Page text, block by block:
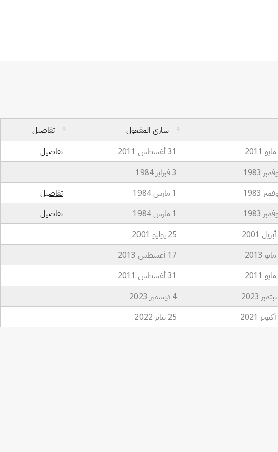
ساري المفعول
تفاصيل
31 أغسطس 2011
تفاصيل
3 فبراير 1984
1 مارس 1984
تفاصيل
1 مارس 1984
تفاصيل
25 يوليو 2001
17 أغسطس 2013
31 أغسطس 2011
4 ديسمبر 2023
25 يناير 2022